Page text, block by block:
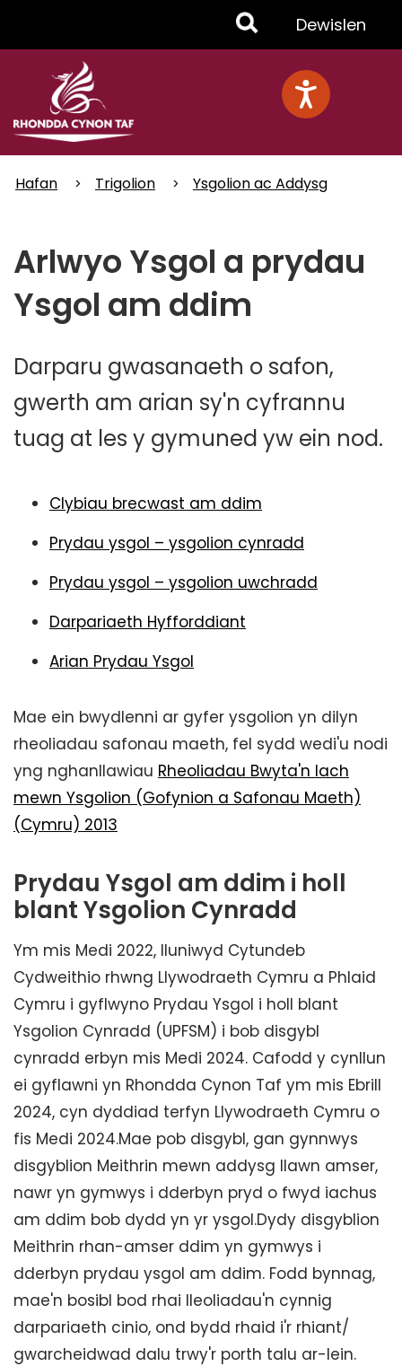
Toggle
Menu
Dewislen
Hafan Trigolion Ysgolion ac Addysg
Arlwyo Ysgol a prydau
Ysgol am ddim
Darparu gwasanaeth o safon,
gwerth am arian sy'n cyfrannu
tuag at les y gymuned yw ein nod.
Clybiau brecwast am ddim
Prydau ysgol – ysgolion cynradd
Prydau ysgol – ysgolion uwchradd
Darpariaeth Hyfforddiant
Arian Prydau Ysgol
Mae ein bwydlenni ar gyfer ysgolion yn dilyn
rheoliadau safonau maeth, fel sydd wedi'u nodi
yng nghanllawiau Rheoliadau Bwyta'n Iach
mewn Ysgolion (Gofynion a Safonau Maeth)
(Cymru) 2013
Prydau Ysgol am ddim i holl
blant Ysgolion Cynradd
Ym mis Medi 2022, lluniwyd Cytundeb
Cydweithio rhwng Llywodraeth Cymru a Phlaid
Cymru i gyflwyno Prydau Ysgol i holl blant
Ysgolion Cynradd (UPFSM) i bob disgybl
cynradd erbyn mis Medi 2024. Cafodd y cynllun
ei gyflawni yn Rhondda Cynon Taf ym mis Ebrill
2024, cyn dyddiad terfyn Llywodraeth Cymru o
fis Medi 2024.Mae pob disgybl, gan gynnwys
disgyblion Meithrin mewn addysg llawn amser,
nawr yn gymwys i dderbyn pryd o fwyd iachus
am ddim bob dydd yn yr ysgol.Dydy disgyblion
Meithrin rhan-amser ddim yn gymwys i
dderbyn prydau ysgol am ddim. Fodd bynnag,
mae'n bosibl bod rhai lleoliadau'n cynnig
darpariaeth cinio, ond bydd rhaid i'r rhiant/
gwarcheidwad dalu trwy'r porth talu ar-lein.